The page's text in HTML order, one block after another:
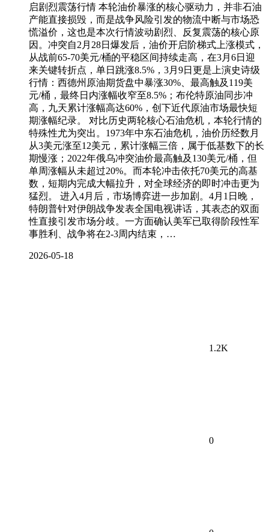
启剧烈震荡行情 本轮油价暴涨的核心驱动力，并非石油
产能直接损毁，而是战争风险引发的物流中断与市场恐
慌溢价，这也是本次行情波动剧烈、反复震荡的核心原
因。冲突自2月28日爆发后，油价开启阶梯式上涨模式，
从战前65-70美元/桶的平稳区间持续走高，在3月6日迎
来关键转折点，单日跳涨8.5%，3月9日更是上演史诗级
行情：西德州原油期货盘中暴涨30%、最高触及119美
元/桶，最终日内涨幅收窄至8.5%；布伦特原油同步冲
高，九天累计涨幅高达60%，创下近代原油市场最快短
期涨幅纪录。 对比历史两轮核心石油危机，本轮行情的
特殊性尤为突出。1973年中东石油危机，油价历经数月
从3美元涨至12美元，累计涨幅三倍，属于低基数下的长
期慢涨；2022年俄乌冲突油价最高触及130美元/桶，但
单周涨幅从未超过20%。而本轮冲击依托70美元的高基
数，短期内完成大幅拉升，对全球经济的即时冲击更为
猛烈。 进入4月后，市场博弈进一步加剧。4月1日晚，
特朗普针对伊朗战争发表全国电视讲话，其表态的双面
性直接引发市场分歧。一方面确认美军已取得阶段性军
事胜利、战争将在2-3周内结束，…
2026-05-18
1.2K
0